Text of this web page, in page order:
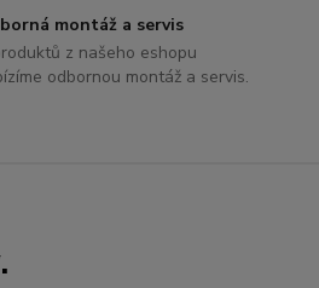
montáž a servis
z našeho eshopu
odbornou montáž a servis.